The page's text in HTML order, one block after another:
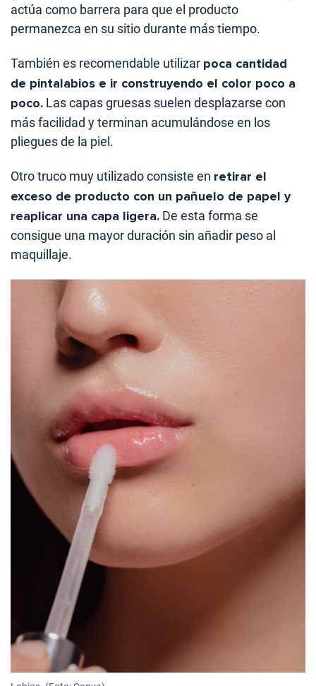
actúa como barrera para que el producto
permanezca en su sitio durante más tiempo.
También es recomendable utilizar poca cantidad
de pintalabios e ir construyendo el color poco a
poco. Las capas gruesas suelen desplazarse con
más facilidad y terminan acumulándose en los
pliegues de la piel.
Otro truco muy utilizado consiste en retirar el
exceso de producto con un pañuelo de papel y
reaplicar una capa ligera. De esta forma se
consigue una mayor duración sin añadir peso al
maquillaje.